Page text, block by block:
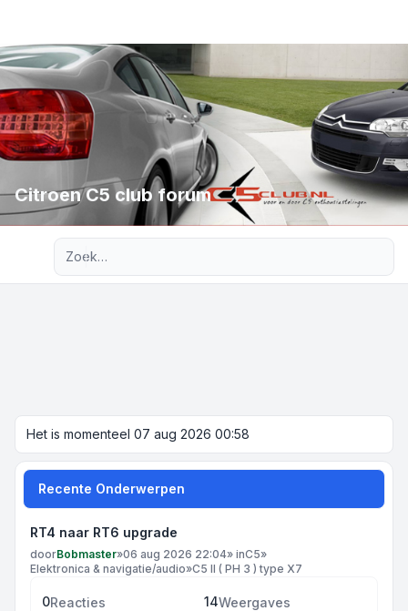
Citroen C5 club forum
Het is momenteel 07 aug 2026 00:58
Recente Onderwerpen
RT4 naar RT6 upgrade
doorBobmaster»06 aug 2026 22:04» inC5»
Elektronica & navigatie/audio»C5 II ( PH 3 ) type X7
0Reacties 14Weergaves